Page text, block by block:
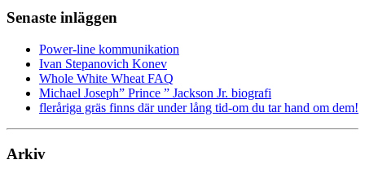
Senaste inläggen
Power-line kommunikation
Ivan Stepanovich Konev
Whole White Wheat FAQ
Michael Joseph” Prince ” Jackson Jr. biografi
fleråriga gräs finns där under lång tid-om du tar hand om dem!
Arkiv